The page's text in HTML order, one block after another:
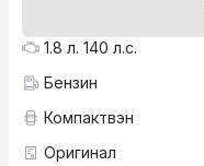
1.8 л. 140 л.с.
Бензин
Компактвэн
Оригинал